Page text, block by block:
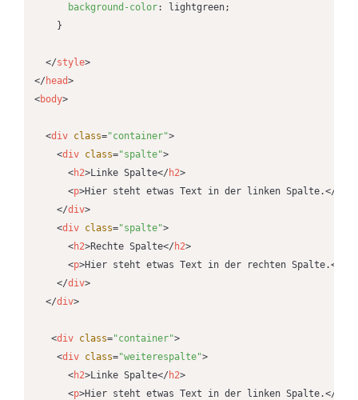
background-color: lightgreen;
</style>
</ head>
<body>
<div class="container">
<div class="spalte">
<h2>Linke Spalte</ h2>
<p>Hier steht etwas Text in der linken Spalte.</
</div>
<div class="spalte">
<h2>Rechte Spalte</ h2>
<p>Hier steht etwas Text in der rechten Spalte.</
</div>
</div>
<div class="container">
<div class="weiterespalte">
<h2>Linke Spalte</ h2>
<p>Hier steht etwas Text in der linken Spalte.</